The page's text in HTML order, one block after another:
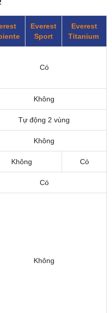
Everest
Sport
Everest
Titanium
Có
Không
Tự động 2 vùng
Không
Không Có
Có
Không